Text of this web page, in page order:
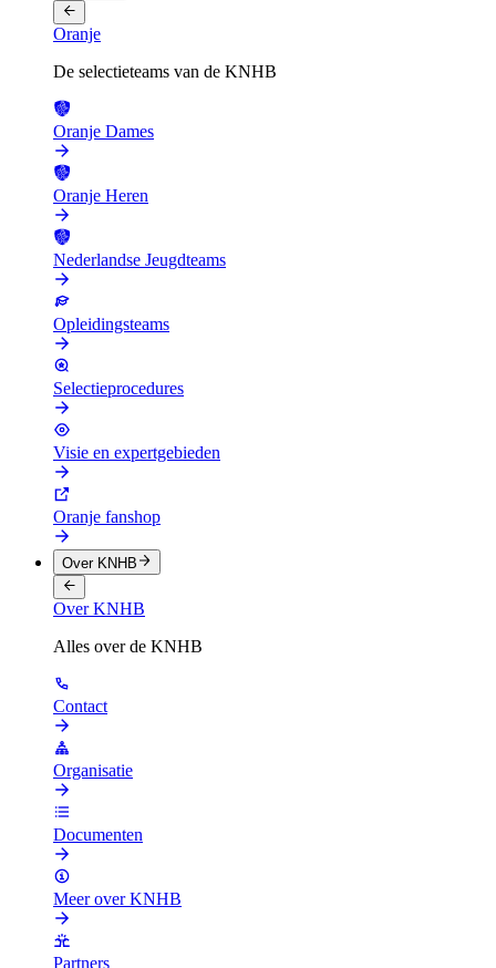
Oranje
De selectieteams van de KNHB
Oranje Dames
Oranje Heren
Nederlandse Jeugdteams
Opleidingsteams
Selectieprocedures
Visie en expertgebieden
Oranje fanshop
Over KNHB
Over KNHB
Alles over de KNHB
Contact
Organisatie
Documenten
Meer over KNHB
Partners